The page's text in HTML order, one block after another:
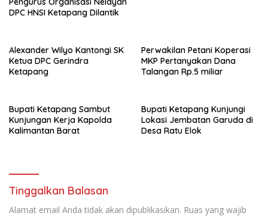
DPC HNSI Ketapang Dilantik
Alexander Wilyo Kantongi SK
Ketua DPC Gerindra
Ketapang
Perwakilan Petani Koperasi
MKP Pertanyakan Dana
Talangan Rp.5 miliar
Bupati Ketapang Sambut
Kunjungan Kerja Kapolda
Kalimantan Barat
Bupati Ketapang Kunjungi
Lokasi Jembatan Garuda di
Desa Ratu Elok
Tinggalkan Balasan
Alamat email Anda tidak akan dipublikasikan. Ruas yang wajib